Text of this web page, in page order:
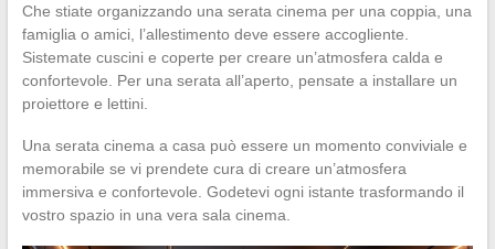
Che stiate organizzando una serata cinema per una coppia, una
famiglia o amici, l’allestimento deve essere accogliente.
Sistemate cuscini e coperte per creare un’atmosfera calda e
confortevole. Per una serata all’aperto, pensate a installare un
proiettore e lettini.
Una serata cinema a casa può essere un momento conviviale e
memorabile se vi prendete cura di creare un’atmosfera
immersiva e confortevole. Godetevi ogni istante trasformando il
vostro spazio in una vera sala cinema.